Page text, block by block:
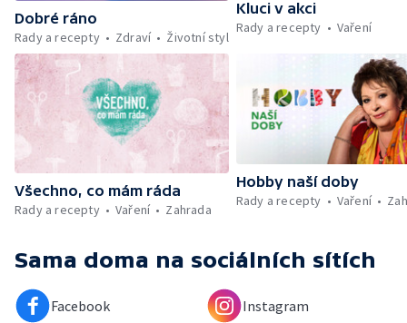
Dobré ráno
Rady a recepty
Zdraví Životní styl
Kluci v akci
Rady a recepty
Vaření
Všechno, co mám ráda
Rady a recepty
Vaření Zahrada
Hobby naší doby
Rady a recepty
Vaření
Sama doma na sociálních sítích
Facebook Instagram